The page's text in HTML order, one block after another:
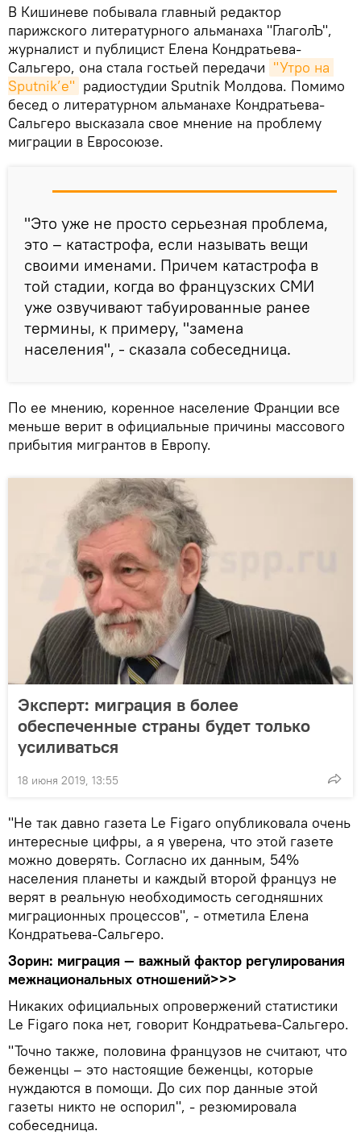
В Кишиневе побывала главный редактор
парижского литературного альманаха "ГлаголЪ",
журналист и публицист Елена Кондратьева-
Сальгеро, она стала гостьей передачи "Утро на
Sputnik’e" радиостудии Sputnik Молдова. Помимо
бесед о литературном альманахе Кондратьева-
Сальгеро высказала свое мнение на проблему
миграции в Евросоюзе.
"Это уже не просто серьезная проблема,
это – катастрофа, если называть вещи
своими именами. Причем катастрофа в
той стадии, когда во французских СМИ
уже озвучивают табуированные ранее
термины, к примеру, "замена
населения", - сказала собеседница.
По ее мнению, коренное население Франции все
меньше верит в официальные причины массового
прибытия мигрантов в Европу.
Эксперт: миграция в более
обеспеченные страны будет только
усиливаться
18 июня 2019, 13:55
"Не так давно газета Le Figaro опубликовала очень
интересные цифры, а я уверена, что этой газете
можно доверять. Согласно их данным, 54%
населения планеты и каждый второй француз не
верят в реальную необходимость сегодняшних
миграционных процессов", - отметила Елена
Кондратьева-Сальгеро.
Зорин: миграция — важный фактор регулирования
межнациональных отношений>>>
Никаких официальных опровержений статистики
Le Figaro пока нет, говорит Кондратьева-Сальгеро.
"Точно также, половина французов не считают, что
беженцы – это настоящие беженцы, которые
нуждаются в помощи. До сих пор данные этой
газеты никто не оспорил", - резюмировала
собеседница.